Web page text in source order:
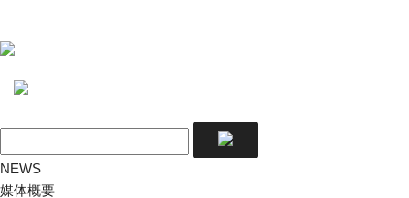
NEWS
媒体概要